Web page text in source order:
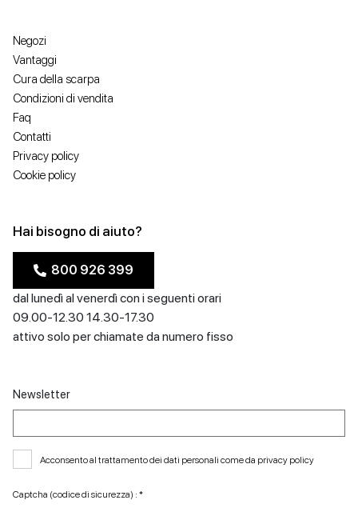
Negozi
Vantaggi
Cura della scarpa
Condizioni di vendita
Faq
Contatti
Privacy policy
Cookie policy
Hai bisogno di aiuto?
800 926 399
dal lunedì al venerdì con i seguenti orari
09.00-12.30 14.30-17.30
attivo solo per chiamate da numero fisso
Newsletter
Acconsento al trattamento dei dati personali come da privacy policy
Captcha (codice di sicurezza) : *